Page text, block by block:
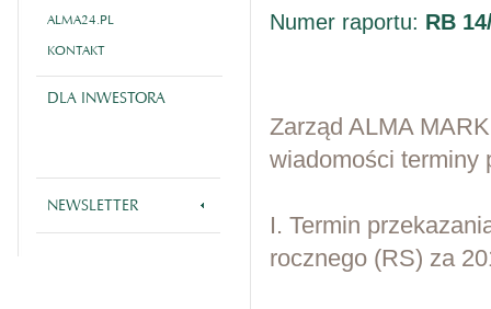
ALMA24.PL
KONTAKT
DLA INWESTORA
NEWSLETTER
Numer raportu: RB
Zarząd ALMA
wiadomości terminy
I. Termin
rocznego (RS) za